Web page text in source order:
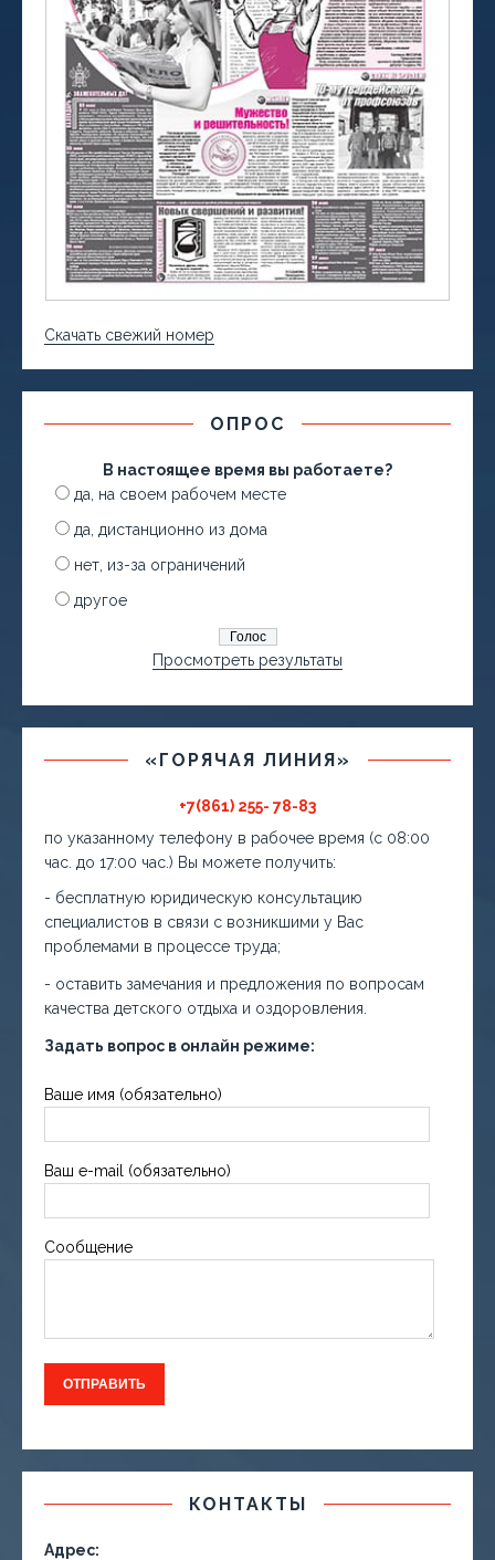
Скачать свежий номер
ОПРОС
В настоящее время вы работаете?
да, на своем рабочем месте
да, дистанционно из дома
нет, из-за ограничений
другое
Просмотреть результаты
«ГОРЯЧАЯ ЛИНИЯ»
+7(861) 255- 78-83
по указанному телефону в рабочее время (с 08:00
час. до 17:00 час.) Вы можете получить:
- бесплатную юридическую консультацию
специалистов в связи с возникшими у Вас
проблемами в процессе труда;
- оставить замечания и предложения по вопросам
качества детского отдыха и оздоровления.
Задать вопрос в онлайн режиме:
Ваше имя (обязательно)
Ваш e-mail (обязательно)
Сообщение
КОНТАКТЫ
Адрес: